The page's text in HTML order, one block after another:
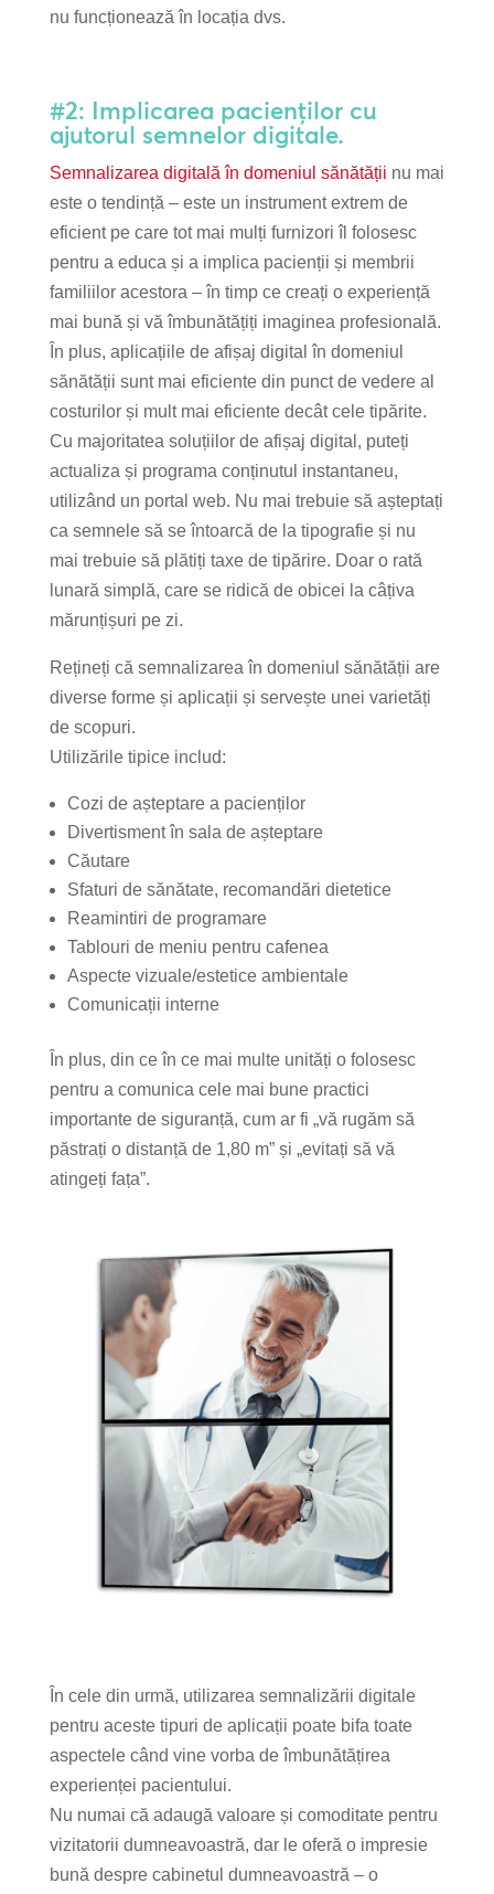
nu funcționează în locația dvs.
#2: Implicarea pacienților cu
ajutorul semnelor digitale.
Semnalizarea digitală în domeniul sănătății nu mai
este o tendință – este un instrument extrem de
eficient pe care tot mai mulți furnizori îl folosesc
pentru a educa și a implica pacienții și membrii
familiilor acestora – în timp ce creați o experiență
mai bună și vă îmbunătățiți imaginea profesională.
În plus, aplicațiile de afișaj digital în domeniul
sănătății sunt mai eficiente din punct de vedere al
costurilor și mult mai eficiente decât cele tipărite.
Cu majoritatea soluțiilor de afișaj digital, puteți
actualiza și programa conținutul instantaneu,
utilizând un portal web. Nu mai trebuie să așteptați
ca semnele să se întoarcă de la tipografie și nu
mai trebuie să plătiți taxe de tipărire. Doar o rată
lunară simplă, care se ridică de obicei la câțiva
mărunțișuri pe zi.
Rețineți că semnalizarea în domeniul sănătății are
diverse forme și aplicații și servește unei varietăți
de scopuri.
Utilizările tipice includ:
Cozi de așteptare a pacienților
Divertisment în sala de așteptare
Căutare
Sfaturi de sănătate, recomandări dietetice
Reamintiri de programare
Tablouri de meniu pentru cafenea
Aspecte vizuale/estetice ambientale
Comunicații interne
În plus, din ce în ce mai multe unități o folosesc
pentru a comunica cele mai bune practici
importante de siguranță, cum ar fi „vă rugăm să
păstrați o distanță de 1,80 m” și „evitați să vă
atingeți fața”.
În cele din urmă, utilizarea semnalizării digitale
pentru aceste tipuri de aplicații poate bifa toate
aspectele când vine vorba de îmbunătățirea
experienței pacientului.
Nu numai că adaugă valoare și comoditate pentru
vizitatorii dumneavoastră, dar le oferă o impresie
bună despre cabinetul dumneavoastră – o